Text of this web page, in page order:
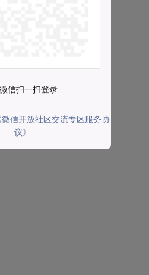
信扫一扫登录
微信开放社区交流专区服务协
议》